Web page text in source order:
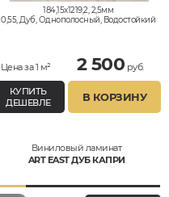
184,15x1219,2, 2,5мм
0,55, Дуб, Однополосный, Водостойкий
Цена за 1 м² 2 500 руб.
КУПИТЬ
ДЕШЕВЛЕ
В КОРЗИНУ
Виниловый ламинат
ART EAST ДУБ КАПРИ